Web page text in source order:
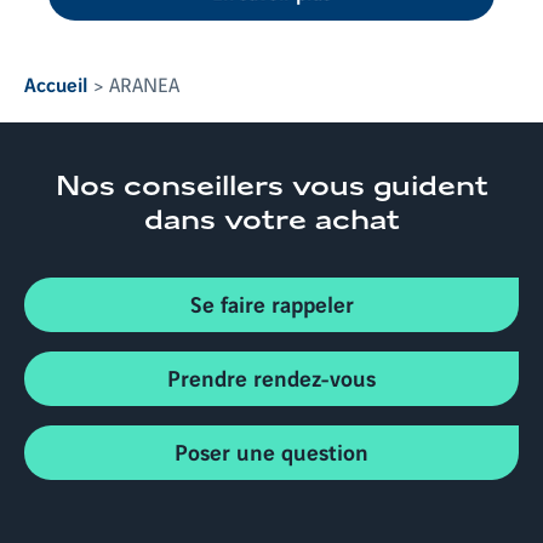
Accueil ARANEA
Nos conseillers vous guident
dans votre achat
Se faire rappeler
Prendre rendez-vous
Poser une question